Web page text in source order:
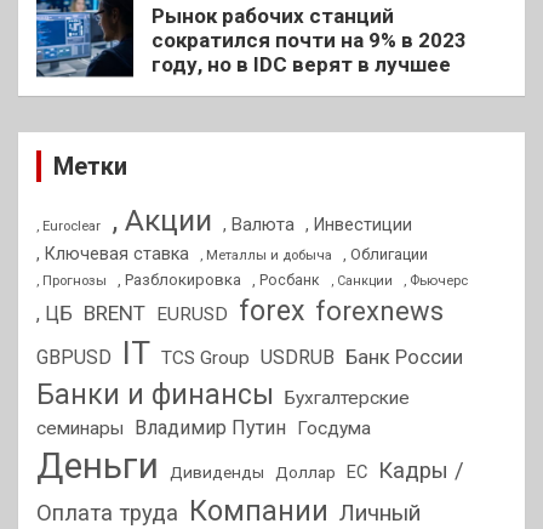
Рынок рабочих станций
сократился почти на 9% в 2023
году, но в IDC верят в лучшее
Метки
, Euroclear , Акции , Валюта , Инвестиции
, Ключевая ставка
, Металлы и добыча , Облигации
, Прогнозы , Разблокировка , Росбанк , Санкции , Фьючерс
, ЦБ BRENT EURUSD forex forexnews
GBPUSD IT TCS Group USDRUB Банк России
Банки и финансы
Бухгалтерские
семинары
Владимир Путин Госдума
Деньги Дивиденды Доллар ЕС
Кадры /
Оплата труда Компании Личный